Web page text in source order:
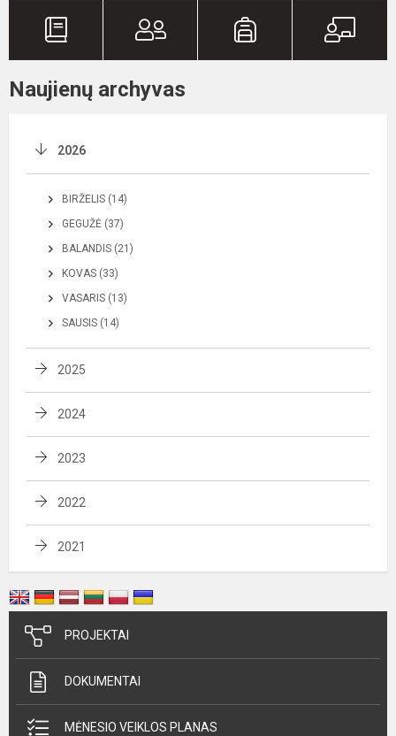
Naujienų archyvas
2026
BIRŽELIS (14)
GEGUŽĖ (37)
BALANDIS (21)
KOVAS (33)
VASARIS (13)
SAUSIS (14)
2025
2024
2023
2022
2021
PROJEKTAI
DOKUMENTAI
MĖNESIO VEIKLOS PLANAS